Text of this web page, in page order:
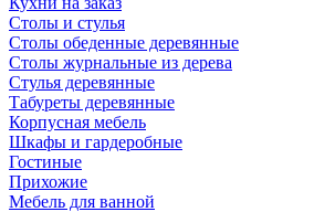
Столы и стулья
Столы обеденные деревянные
Столы журнальные из дерева
Стулья деревянные
Табуреты деревянные
Корпусная мебель
Шкафы и гардеробные
Гостиные
Прихожие
Мебель для ванной